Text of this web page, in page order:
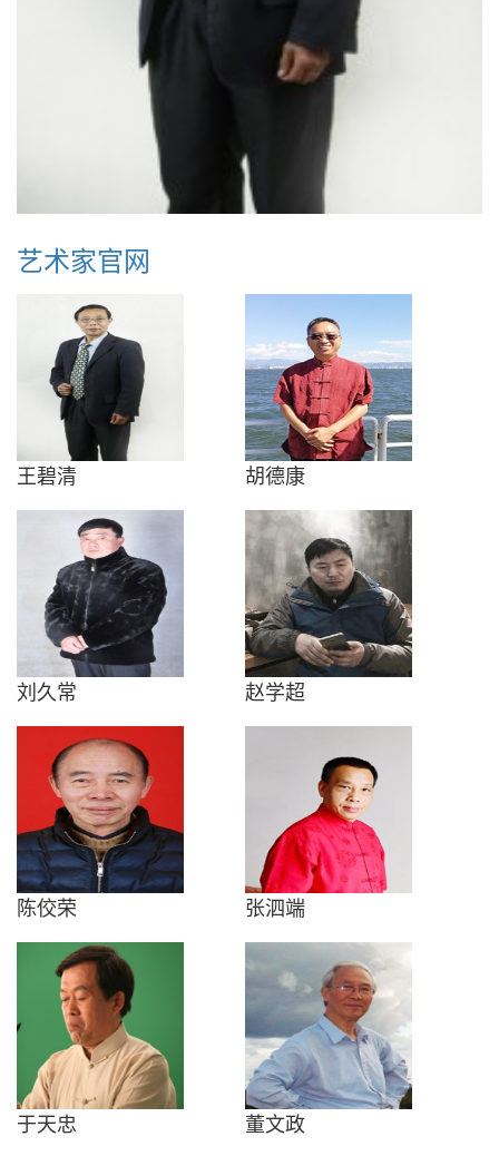
艺术家官网
王碧清 胡德康
刘久常 赵学超
陈佼荣 张泗端
于天忠 董文政